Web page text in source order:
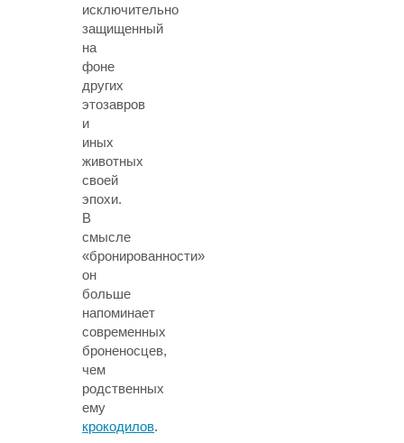
исключительно
защищенный
на
фоне
других
этозавров
и
иных
животных
своей
эпохи.
В
смысле
«бронированности»
он
больше
напоминает
современных
броненосцев,
чем
родственных
ему
крокодилов.